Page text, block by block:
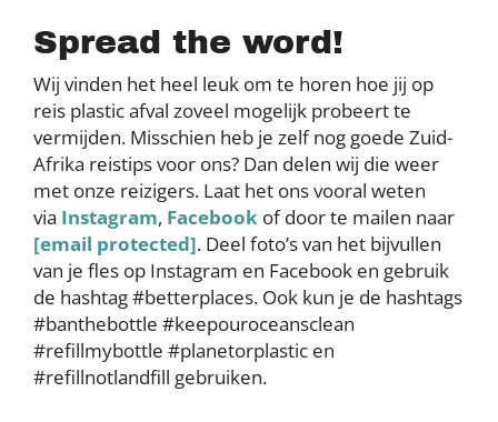
Spread the word!
Wij vinden het heel leuk om te horen hoe jij op
reis plastic afval zoveel mogelijk probeert te
vermijden. Misschien heb je zelf nog goede Zuid-
Afrika reistips voor ons? Dan delen wij die weer
met onze reizigers. Laat het ons vooral weten
via Instagram, Facebook of door te mailen naar
[email protected]. Deel foto’s van het bijvullen
van je fles op Instagram en Facebook en gebruik
de hashtag #betterplaces. Ook kun je de hashtags
#banthebottle #keepouroceansclean
#refillmybottle #planetorplastic en
#refillnotlandfill gebruiken.